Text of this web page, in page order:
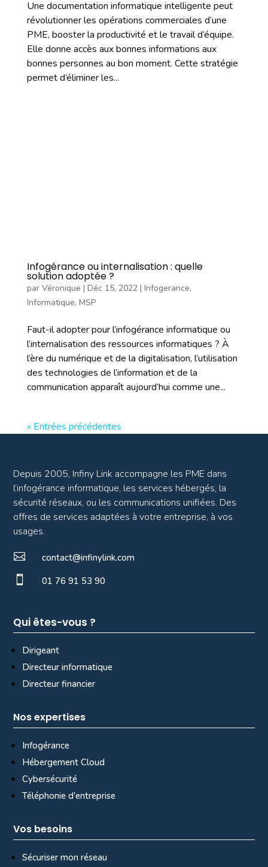
Une documentation informatique intelligente peut
révolutionner les opérations commerciales d’une
PME, booster la productivité et le travail d’équipe.
Elle donne accès aux bonnes informations aux
bonnes personnes au bon moment. Cette stratégie
permet d’éliminer les...
Infogérance ou internalisation : quelle
solution adoptée ?
par Véronique | Déc 15, 2022| Infogerance,
Informatique, MSP
Faut-il adopter pour l’infogérance informatique ou
l’internalisation des ressources informatiques ? À
l’ère du numérique et de la digitalisation, l’utilisation
des technologies de l’information et de la
communication apparaît aujourd’hui comme une...
« Entrées précédentes
Depuis 2005, Infiny Link accompagne les PME dans
l’infogérance informatique, les services hébergés, la
sécurité réseaux, ou les communications unifiées. Des
offres de services adaptées à votre entreprise, à vos
usages.
 contact@infinylink.com
 01 76 91 53 90
Qui êtes-vous ?
Dirigeant
Directeur informatique
Directeur financier
Nos expertises
Infogérance
Hébergement Cloud
Cybersécurité
Téléphonie d'entreprise
Vos besoins
Sécuriser mon réseau